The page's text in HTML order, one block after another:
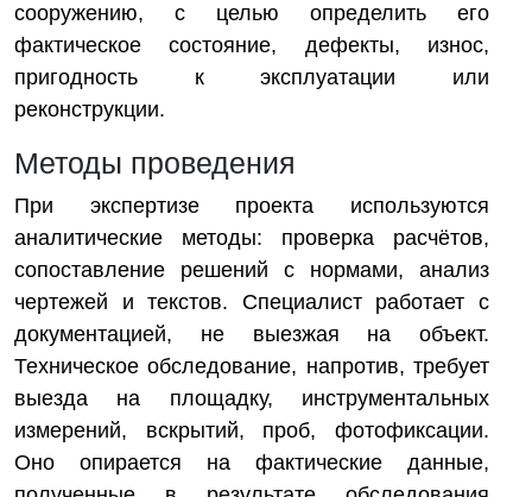
сооружению, с целью определить его
фактическое состояние, дефекты, износ,
пригодность к эксплуатации или
реконструкции.
Методы проведения
При экспертизе проекта используются
аналитические методы: проверка расчётов,
сопоставление решений с нормами, анализ
чертежей и текстов. Специалист работает с
документацией, не выезжая на объект.
Техническое обследование, напротив, требует
выезда на площадку, инструментальных
измерений, вскрытий, проб, фотофиксации.
Оно опирается на фактические данные,